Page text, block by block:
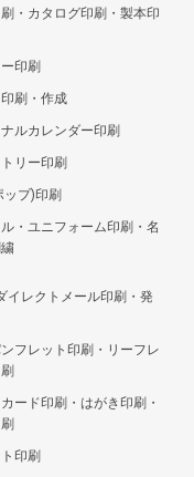
・カタログ印刷・製本印
印刷
刷・作成
ルカレンダー印刷
リー印刷
ップ)印刷
・ユニフォーム印刷・名
イレクトメール印刷・発
フレット印刷・リーフレ
ード印刷・はがき印刷・
印刷